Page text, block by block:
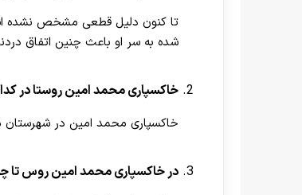
تا کنون دلیل قطعی مشخص نشده
شده به سر او باعث چنین اتفاق
خاکسپاری محمد امین روستا در
خاکسپاری محمد امین در شهرستان
در خاکسپاری محمد امین روس تا